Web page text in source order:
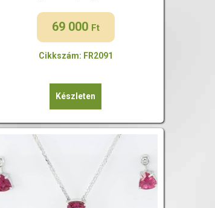
69 000 Ft
Cikkszám: FR2091
Készleten